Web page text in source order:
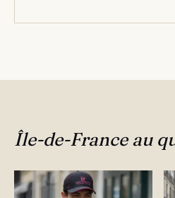
Île-de-France au